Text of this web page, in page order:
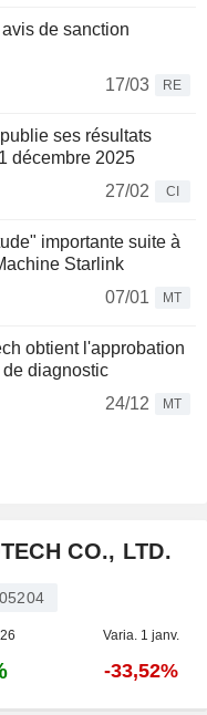
de sanction
17/03
RE
ses résultats
décembre 2025
27/02
CI
importante suite à
Starlink
07/01
MT
obtient l'approbation
diagnostic
24/12
MT
CO., LTD.
Varia. 1 janv.
-33,52%